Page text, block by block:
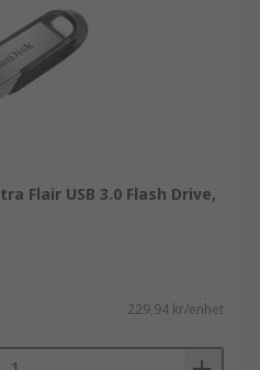
Flair USB 3.0 Flash Drive,
229,94 kr/enhet